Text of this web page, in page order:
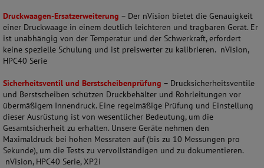
Druckwaagen-Ersatzerweiterung – Der nVision bietet die Genauigkeit
einer Druckwaage in einem deutlich leichteren und tragbaren Gerät. Er
ist unabhängig von der Temperatur und der Schwerkraft, erfordert
keine spezielle Schulung und ist preiswerter zu kalibrieren. nVision,
HPC40 Serie
Sicherheitsventil und Berstscheibenprüfung – Drucksicherheitsventile
und Berstscheiben schützen Druckbehälter und Rohrleitungen vor
übermäßigem Innendruck. Eine regelmäßige Prüfung und Einstellung
dieser Ausrüstung ist von wesentlicher Bedeutung, um die
Gesamtsicherheit zu erhalten. Unsere Geräte nehmen den
Maximaldruck bei hohen Messraten auf (bis zu 10 Messungen pro
Sekunde), um die Tests zu vervollständigen und zu dokumentieren.
nVision, HPC40 Serie, XP2i